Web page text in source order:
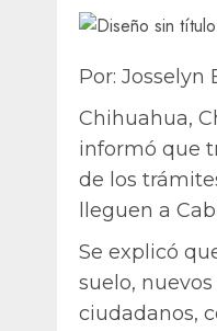
Por: Josselyn
Chihuahua,
informó que
de los
lleguen a
Se explicó
suelo,
ciudadanos,